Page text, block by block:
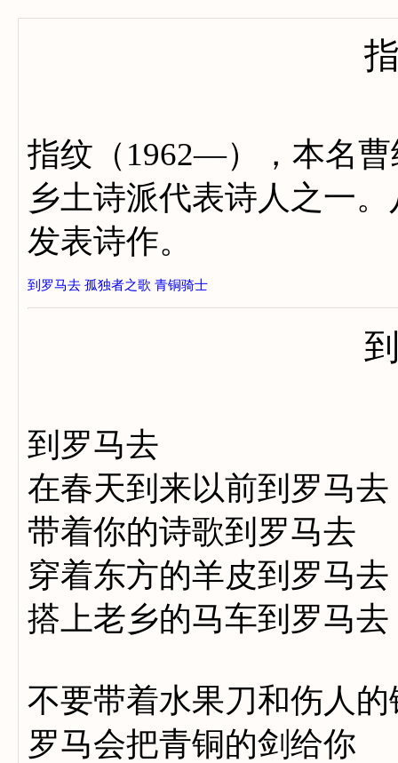
指纹（1962—），本名
乡土诗派代表诗人之一
发表诗作。
到罗马去 孤独者之歌 青铜骑士
到罗马去
在春天到来以前到罗马去
带着你的诗歌到罗马去
穿着东方的羊皮到罗马去
搭上老乡的马车到罗马去
不要带着水果刀和伤人的
罗马会把青铜的剑给你